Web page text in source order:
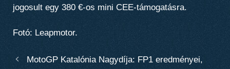
jogosult egy 380 €-os mini CEE-támogatásra.
Fotó: Leapmotor.
MotoGP Katalónia Nagydíja: FP1 eredményei,